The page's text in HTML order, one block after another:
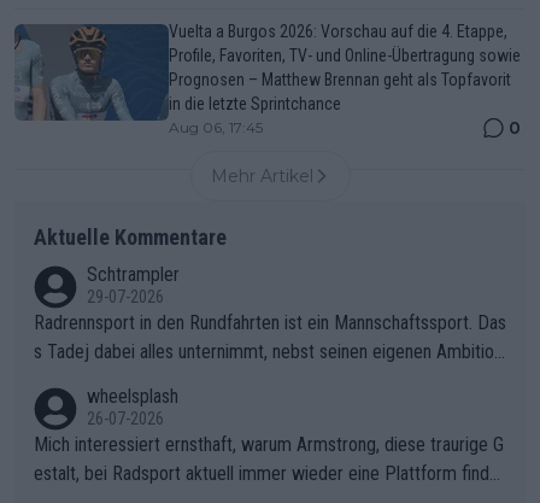
Vuelta a Burgos 2026: Vorschau auf die 4. Etappe,
Profile, Favoriten, TV- und Online-Übertragung sowie
Prognosen – Matthew Brennan geht als Topfavorit
in die letzte Sprintchance
Aug 06, 17:45 0
Mehr Artikel
Aktuelle Kommentare
Schtrampler
29-07-2026
Radrennsport in den Rundfahrten ist ein Mannschaftssport. Das
s Tadej dabei alles unternimmt, nebst seinen eigenen Ambition
ganze Team auch mental stark zu machen und konkret am Erf
olg teilzuhaben, ist ihm ganz hoch anzurechnen. Das ist ein Zei
chen weit über den Radsport hinaus.
wheelsplash
26-07-2026
Mich interessiert ernsthaft, warum Armstrong, diese traurige G
estalt, bei Radsport aktuell immer wieder eine Plattform finde